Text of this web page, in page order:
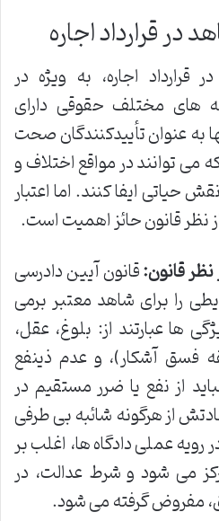
در قرارداد اجاره
اجاره، به ویژه در
های مختلف حقوقی دارای
عنوان تأییدکنندگان صحت
می توانند در مواقع اختلاف و
حیاتی ایفا کنند. اما اعتبار
نظر قانون حائز اهمیت است.
قانون:قانون آیین دادرسی
را برای شاهد معتبر برمی
ها عبارتند از: بلوغ، عقل،
فسق آشکار)، و عدم ذینفع
از نفع یا ضرر مستقیم در
از هرگونه شائبه بی طرفی
رویه عملی دادگاه ها، اغلب بر
می شود و شرط عدالت، در
مفروض گرفته می شود.